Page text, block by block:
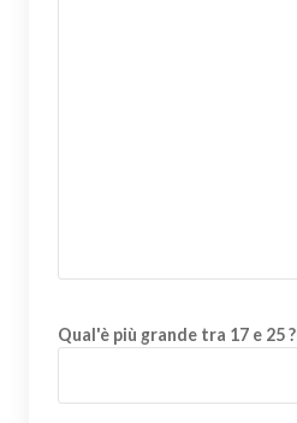
Qual'è più grande tra 17 e 25 ?